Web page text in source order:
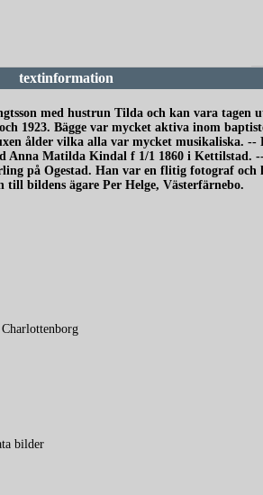
textinformation
med hustrun Tilda och kan vara tagen
1923. Bägge var mycket aktiva inom
ålder vilka alla var mycket musikaliska.
Anna Matilda Kindal f 1/1 1860 i Kettilstad.
på Ogestad. Han var en flitig fotograf och
bildens ägare Per Helge, Västerfärnebo.
bilder